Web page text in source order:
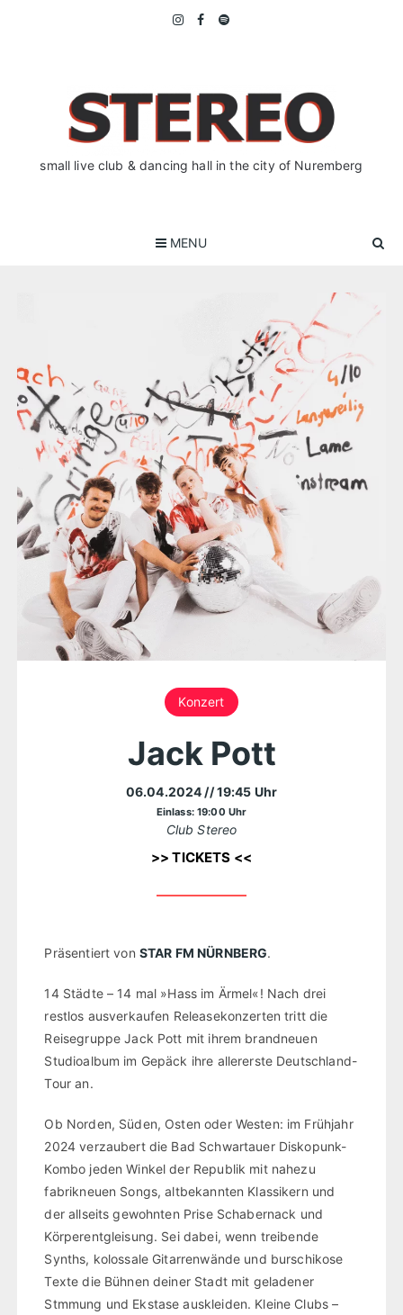
small live club & dancing hall in the city of Nuremberg
MENU
Konzert
Jack Pott
06.04.2024 // 19:45 Uhr
Einlass: 19:00 Uhr
Club Stereo
>> TICKETS <<
Präsentiert von STAR FM NÜRNBERG.
14 Städte – 14 mal »Hass im Ärmel«! Nach drei
restlos ausverkaufen Releasekonzerten tritt die
Reisegruppe Jack Pott mit ihrem brandneuen
Studioalbum im Gepäck ihre allererste Deutschland-
Tour an.
Ob Norden, Süden, Osten oder Westen: im Frühjahr
2024 verzaubert die Bad Schwartauer Diskopunk-
Kombo jeden Winkel der Republik mit nahezu
fabrikneuen Songs, altbekannten Klassikern und
der allseits gewohnten Prise Schabernack und
Körperentgleisung. Sei dabei, wenn treibende
Synths, kolossale Gitarrenwände und burschikose
Texte die Bühnen deiner Stadt mit geladener
Stmmung und Ekstase auskleiden. Kleine Clubs –